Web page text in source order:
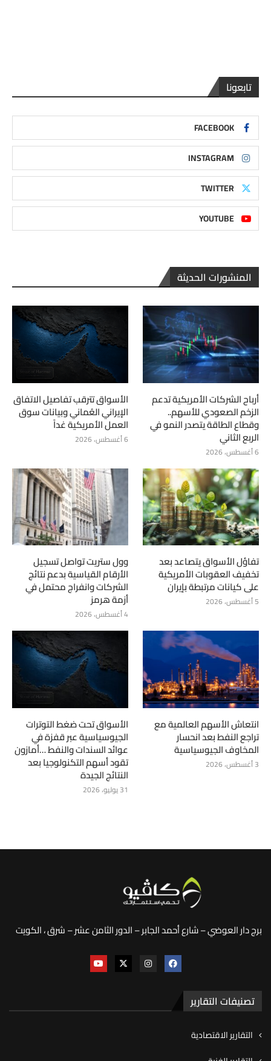
تابعونا
FACEBOOK
INSTAGRAM
TWITTER
YOUTUBE
المنشورات الحديثة
أرباح الشركات الأمريكية تدعم
الزخم الصعودي للأسهم..
وقطاع الطاقة يتصدر النمو في
الربع الثاني
6 أغسطس، 2026
الأسواق تترقب تفاصيل الاتفاق
الإيراني العُماني وبيانات سوق
العمل الأمريكية غداً
6 أغسطس، 2026
تفاؤل الأسواق يتصاعد بعد
تخفيف العقوبات الأمريكية
على كيانات مرتبطة بإيران
5 أغسطس، 2026
وول ستريت تواصل تسجيل
الأرقام القياسية بدعم نتائج
الشركات وانفراج محتمل في
أزمة هرمز
4 أغسطس، 2026
انتعاش الأسهم العالمية مع
تراجع النفط بعد انحسار
المخاوف الجيوسياسية
3 أغسطس، 2026
الأسواق تحت ضغط التوترات
الجيوسياسية عبر قفزة في
عوائد السندات والنفط …أمازون
تقود أسهم التكنولوجيا بعد
النتائج الجيدة
31 يوليو، 2026
برج دار العوضي – شارع أحمد الجابر – الدور الثامن عشر – شرق ، الكويت
تصنيفات التقارير
التقارير الاقتصادية